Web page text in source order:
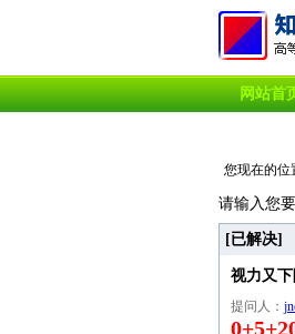
网站首
您现在的位
请输入您
[已解决]
视力又
提问人：